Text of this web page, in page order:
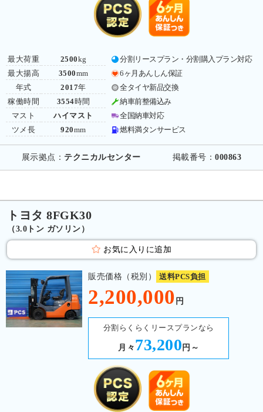
最大荷重
最大揚高
年式
稼働時間
マスト
ツメ長
2500kg
3500mm
2017年
3554時間
ハイマスト
920mm
分割リースプラン・分割購入プラン対応
6ヶ月あんしん保証
全タイヤ新品交換
納車前整備込み
全国納車対応
燃料満タンサービス
展示拠点： テクニカルセンター 掲載番号：000863
トヨタ 8FGK30
（3.0トン ガソリン）
お気に入りに追加
販売価格（税別） 送料PCS負担
2,200,000 円
分割らくらくリースプランなら
月々 73,200 円～